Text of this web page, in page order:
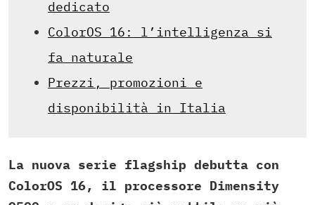
dedicato
ColorOS 16: l’intelligenza si
fa naturale
Prezzi, promozioni e
disponibilità in Italia
La nuova serie flagship debutta con
ColorOS 16, il processore Dimensity